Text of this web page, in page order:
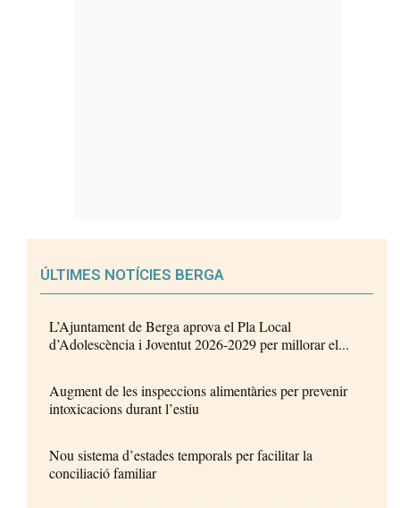
ÚLTIMES NOTÍCIES BERGA
L’Ajuntament de Berga aprova el Pla Local
d’Adolescència i Joventut 2026-2029 per millorar el...
Augment de les inspeccions alimentàries per prevenir
intoxicacions durant l’estiu
Nou sistema d’estades temporals per facilitar la
conciliació familiar